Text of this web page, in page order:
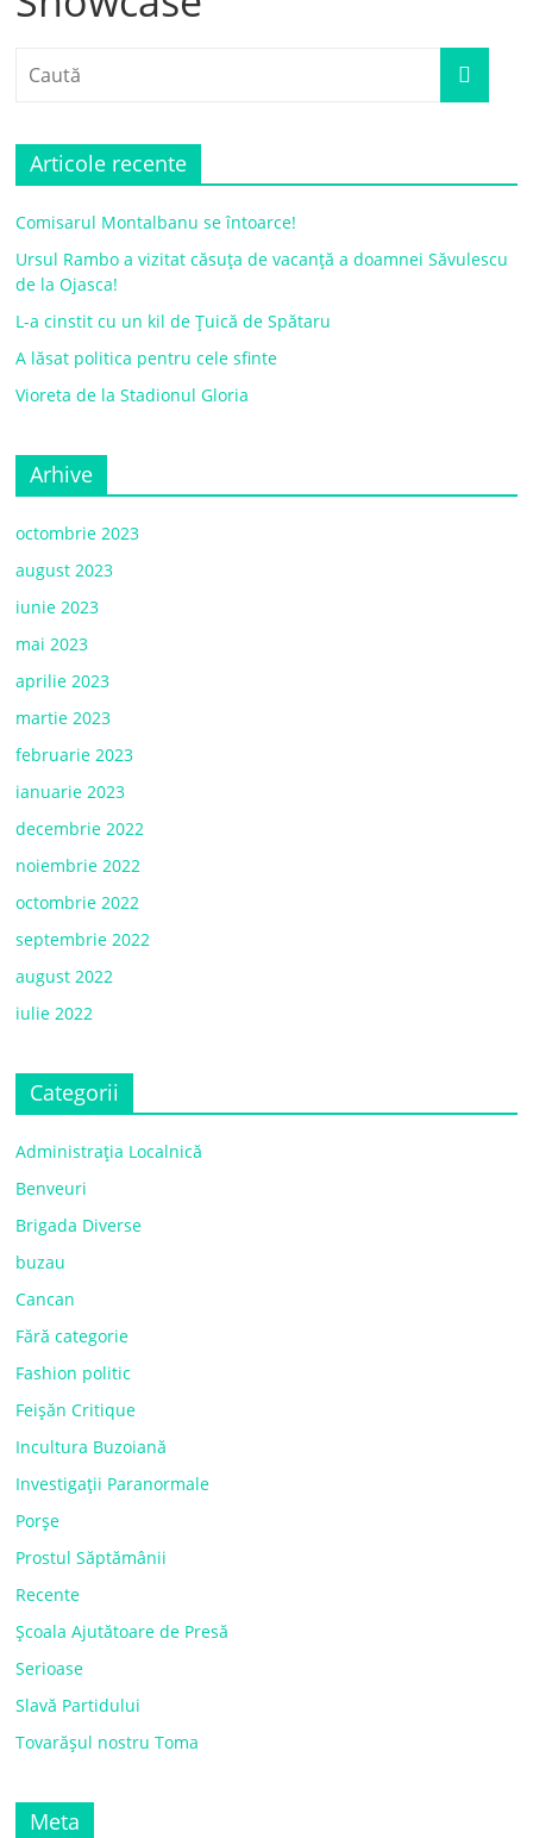
Articole recente
Comisarul Montalbanu se întoarce!
Ursul Rambo a vizitat căsuța de vacanță a doamnei Săvulescu
de la Ojasca!
L-a cinstit cu un kil de Țuică de Spătaru
A lăsat politica pentru cele sfinte
Vioreta de la Stadionul Gloria
Arhive
octombrie 2023
august 2023
iunie 2023
mai 2023
aprilie 2023
martie 2023
februarie 2023
ianuarie 2023
decembrie 2022
noiembrie 2022
octombrie 2022
septembrie 2022
august 2022
iulie 2022
Categorii
Administrația Localnică
Benveuri
Brigada Diverse
buzau
Cancan
Fără categorie
Fashion politic
Feișăn Critique
Incultura Buzoiană
Investigații Paranormale
Porșe
Prostul Săptămânii
Recente
Școala Ajutătoare de Presă
Serioase
Slavă Partidului
Tovarășul nostru Toma
Meta